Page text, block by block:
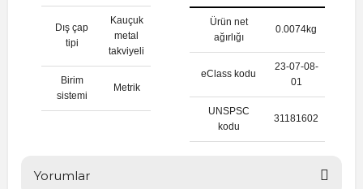
Dış çap
tipi
Kauçuk
metal
takviyeli
Birim
sistemi
Metrik
Ürün net
ağırlığı
0.0074kg
eClass kodu
23-07-08-
01
UNSPSC
kodu
31181602
Yorumlar